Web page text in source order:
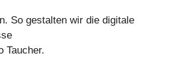
So gestalten wir die digitale
Taucher.